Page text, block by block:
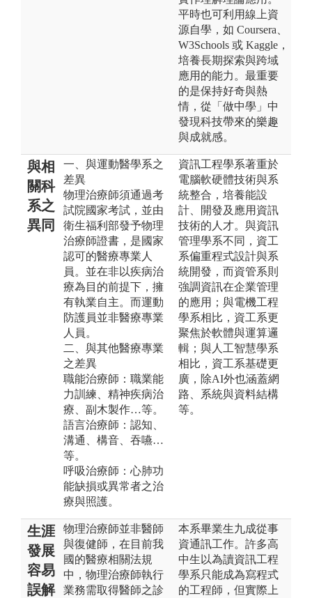
平時也可利用線上資
源自學，如 Coursera、
W3Schools 或 Kaggle，
培養長期探索與跨域
應用的能力。最重要
的是保持好奇與熱
情，從「做中學」中
發現科技帶來的樂趣
與成就感。
與相
關科
系之
異同
一、與運動醫學系之
差異
物理治療師須通過考
試院國家考試，並由
衛生福利部發予物理
治療師證書，是國家
認可的醫療專業人
員。並在非以疾病治
療為目的前提下，擁
有執業自主。而運動
防護員並非醫療專業
人員。
二、與其他醫療專業
之差異
職能治療師：職業能
力訓練、精神疾病治
療、副木製作…等。
語言治療師：認知、
溝通、構音、吞嚥…
等。
呼吸治療師：心肺功
能缺損或異常者之治
療與照護。
資訊工程學系著重於
電腦軟硬體技術與系
統整合，培養能設
計、開發及應用資訊
技術的人才。與資訊
管理學系不同，資工
系偏重程式設計與系
統開發，而資管系則
強調資訊在企業管理
的應用；與電機工程
學系相比，資工系更
聚焦於軟體與運算邏
輯；與人工智慧學系
相比，資工系基礎更
廣，除AI外也涵蓋網
路、系統與資料結構
等。
生涯
發展
容易
誤解
物理治療師並非醫師
與復健師，在目前我
國的醫療相關法規
中，物理治療師執行
業務需取得醫師之診
本系畢業生九成從事
資通訊工作。許多高
中生以為讀資訊工程
學系只能成為寫程式
的工程師，但實際上